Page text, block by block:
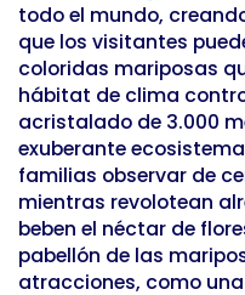
todo el mundo,
que los visitantes
coloridas mariposas
hábitat de clima
acristalado de 3.000
exuberante
familias observar de
mientras revolotean
beben el néctar de
pabellón de las
atracciones, como